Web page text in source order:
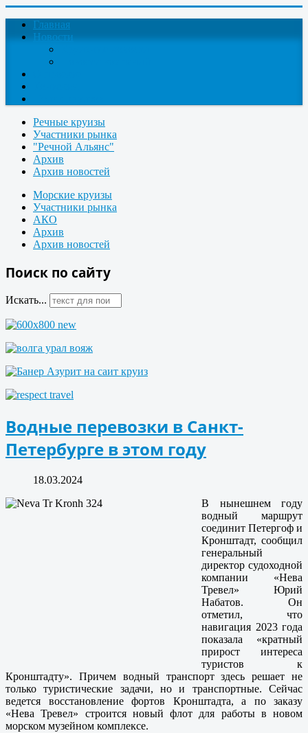
Главная
Новости
Речные круизы
Участники рынка
"Речной Альянс"
Архив
Архив новостей
Морские круизы
Участники рынка
АКО
Архив
Архив новостей
Поиск по сайту
Искать...
Водные перевозки в Санкт-
Петербурге в этом году
18.03.2024
В нынешнем году
водный маршрут
соединит Петергоф и
Кронштадт, сообщил
генеральный
директор судоходной
компании «Нева
Тревел» Юрий
Набатов. Он
отметил, что
навигация 2023 года
показала «кратный
прирост интереса
туристов к
Кронштадту». Причем водный транспорт здесь решает не
только туристические задачи, но и транспортные. Сейчас
ведется восстановление фортов Кронштадта, а по заказу
«Нева Тревел» строится новый флот для работы в новом
морском музейном комплексе.